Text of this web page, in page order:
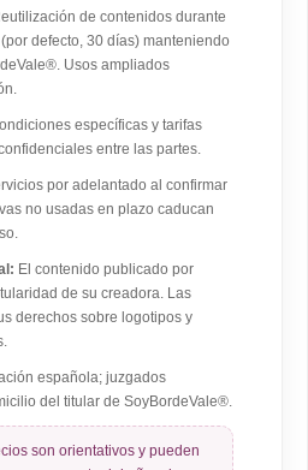
de contenidos durante
defecto, 30 días) manteniendo
Usos ampliados
específicas y tarifas
entre las partes.
por adelantado al confirmar
no usadas en plazo caducan
El contenido publicado por
de su creadora. Las
derechos sobre logotipos y
española; juzgados
del titular de SoyBordeVale®.
son orientativos y pueden